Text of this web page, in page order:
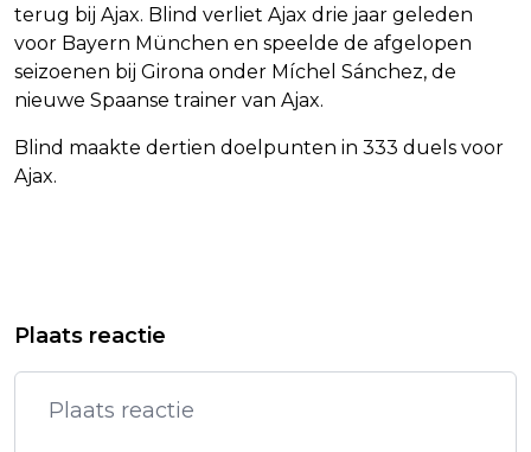
terug bij Ajax. Blind verliet Ajax drie jaar geleden
voor Bayern München en speelde de afgelopen
seizoenen bij Girona onder Míchel Sánchez, de
nieuwe Spaanse trainer van Ajax.
Blind maakte dertien doelpunten in 333 duels voor
Ajax.
OV, KORTING 65-PLUSSERS
FULHAM HAALT ARBELOA ALS
NIEUWE COACH
Plaats reactie